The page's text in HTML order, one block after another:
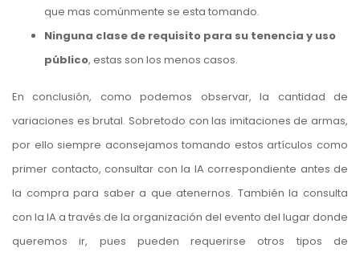
que mas comúnmente se esta tomando.
Ninguna clase de requisito para su tenencia y uso
público, estas son los menos casos.
En conclusión, como podemos observar, la cantidad de
variaciones es brutal. Sobretodo con las imitaciones de armas,
por ello siempre aconsejamos tomando estos artículos como
primer contacto, consultar con la IA correspondiente antes de
la compra para saber a que atenernos. También la consulta
con la IA a través de la organización del evento del lugar donde
queremos ir, pues pueden requerirse otros tipos de